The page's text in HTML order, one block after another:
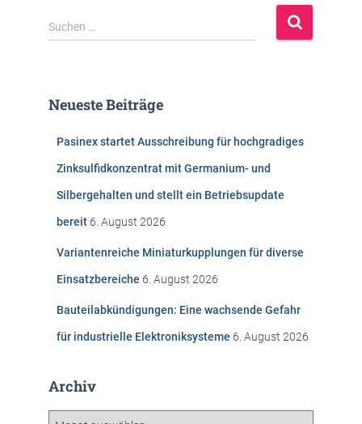
S
u
n
Suchen …
Neueste Beiträge
Pasinex startet Ausschreibung für hochgradiges
Zinksulfidkonzentrat mit Germanium- und
Silbergehalten und stellt ein Betriebsupdate
bereit 6. August 2026
Variantenreiche Miniaturkupplungen für diverse
Einsatzbereiche 6. August 2026
Bauteilabkündigungen: Eine wachsende Gefahr
für industrielle Elektroniksysteme 6. August 2026
Archiv